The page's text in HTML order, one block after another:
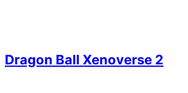
Dragon Ball Xenoverse 2